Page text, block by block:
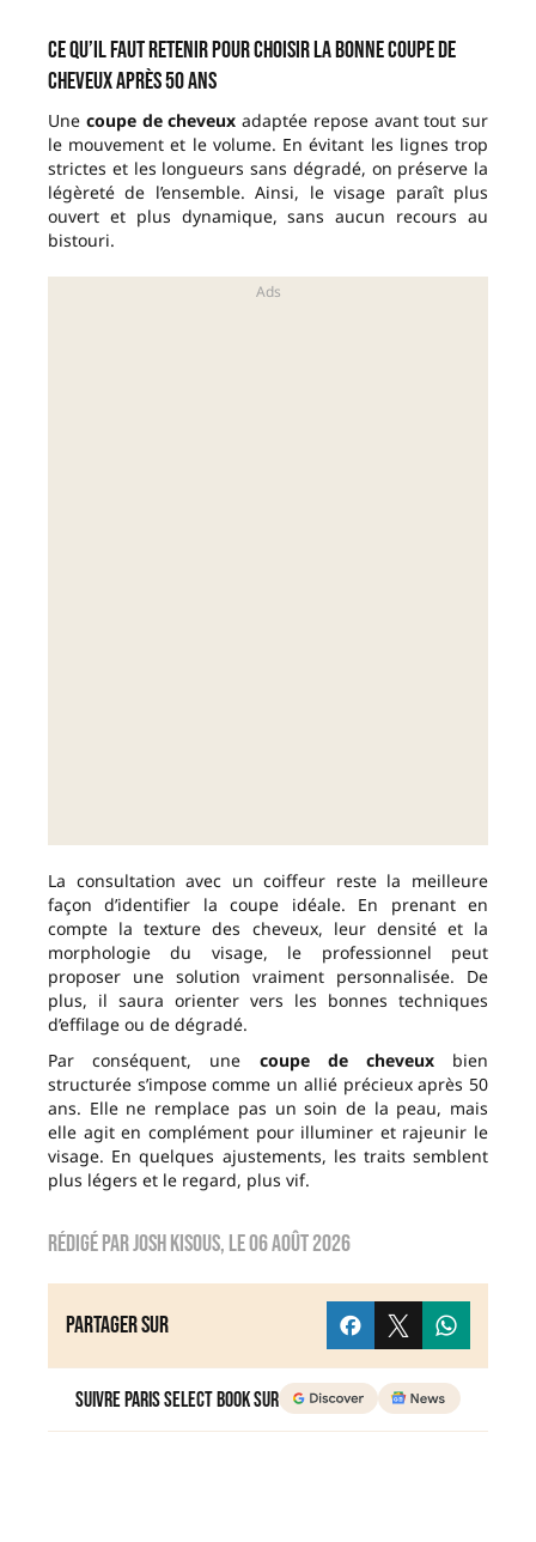
Ce qu’il faut retenir pour choisir la bonne coupe de
cheveux après 50 ans
Une coupe de cheveux adaptée repose avant tout sur
le mouvement et le volume. En évitant les lignes trop
strictes et les longueurs sans dégradé, on préserve la
légèreté de l’ensemble. Ainsi, le visage paraît plus
ouvert et plus dynamique, sans aucun recours au
bistouri.
La consultation avec un coiffeur reste la meilleure
façon d’identifier la coupe idéale. En prenant en
compte la texture des cheveux, leur densité et la
morphologie du visage, le professionnel peut
proposer une solution vraiment personnalisée. De
plus, il saura orienter vers les bonnes techniques
d’effilage ou de dégradé.
Par conséquent, une coupe de cheveuxbien
structurée s’impose comme un allié précieux après 50
ans. Elle ne remplace pas un soin de la peau, mais
elle agit en complément pour illuminer et rajeunir le
visage. En quelques ajustements, les traits semblent
plus légers et le regard, plus vif.
Rédigé parJosh Kisous, le06 août 2026
Partager sur
Suivre Paris Select Book sur